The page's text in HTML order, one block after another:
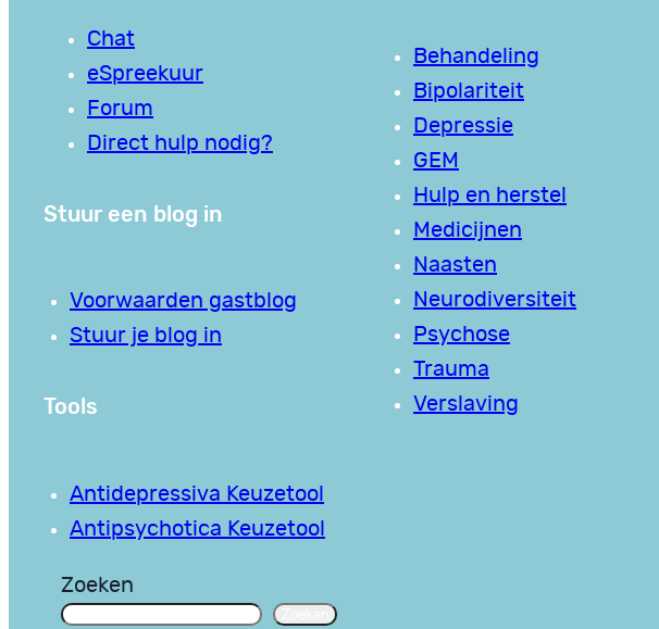
Chat
eSpreekuur
Forum
Direct hulp nodig?
Stuur een blog in
Voorwaarden gastblog
Stuur je blog in
Tools
Antidepressiva Keuzetool
Antipsychotica Keuzetool
Behandeling
Bipolariteit
Depressie
GEM
Hulp en herstel
Medicijnen
Naasten
Neurodiversiteit
Psychose
Trauma
Verslaving
Zoeken